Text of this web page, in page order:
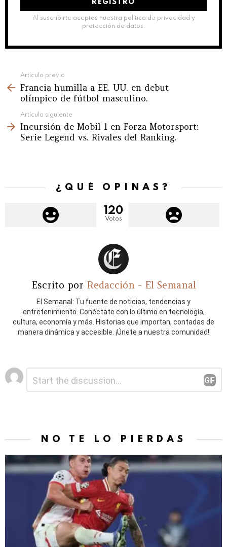
Al suscribirte aceptas nuestra política de privacidad y
protección de datos.
more
Artículo previo
Francia humilla a EE. UU. en debut
olímpico de fútbol masculino.
Artículo siguiente
Incursión de Mobil 1 en Forza Motorsport:
Serie Legend vs. Rivales del Ranking.
¿QUÉ OPINAS?
120
Votos
Escrito por Redacción - El Semanal
El Semanal: Tu fuente de noticias, tendencias y
entretenimiento. Conéctate con lo último en tecnología,
cultura, economía y más. Historias que importan, contadas de
manera dinámica y accesible. ¡Únete a nuestra comunidad!
Deja
una
NO TE LO PIERDAS